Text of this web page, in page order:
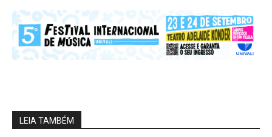
LEIA TAMBÉM